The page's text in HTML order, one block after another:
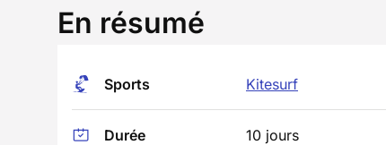
En résumé
Sports Kitesurf
Durée 10 jours